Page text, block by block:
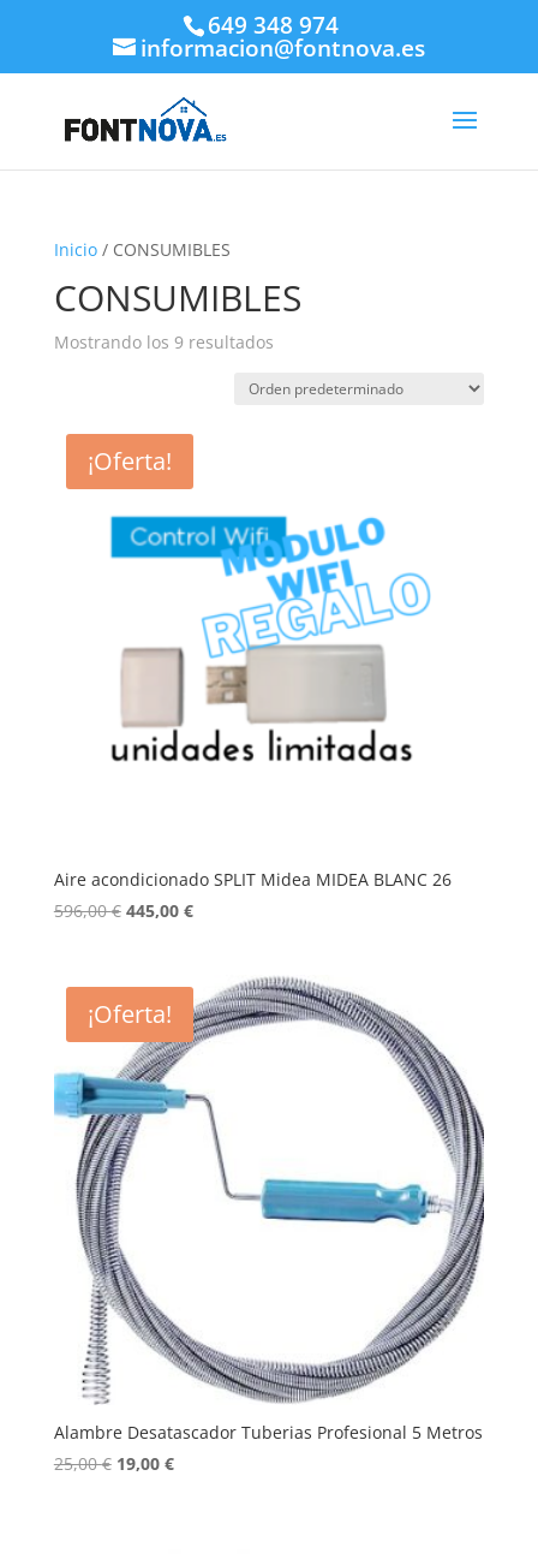
649 348 974
informacion@fontnova.es
Inicio/ CONSUMIBLES
CONSUMIBLES
Mostrando los 9 resultados
¡Oferta!
Aire acondicionado SPLIT Midea MIDEA BLANC 26
596,00€ El
era:
596,00 €.
445,00 €El
es:
445,00 €.
¡Oferta!
Alambre Desatascador Tuberias Profesional 5 Metros
25,00€ El
19,00 €El